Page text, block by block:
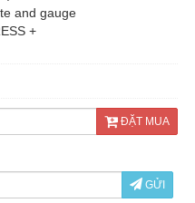
and gauge
+
ĐẶT MUA
GỬI